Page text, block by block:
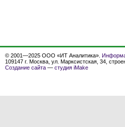
© 2001—2025 ООО «ИТ Аналитика».
109147 г. Москва, ул. Марксистская, 34,
Создание сайта — студия iMake